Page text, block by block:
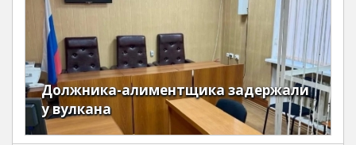
Должника-алиментщика задержали
у вулкана